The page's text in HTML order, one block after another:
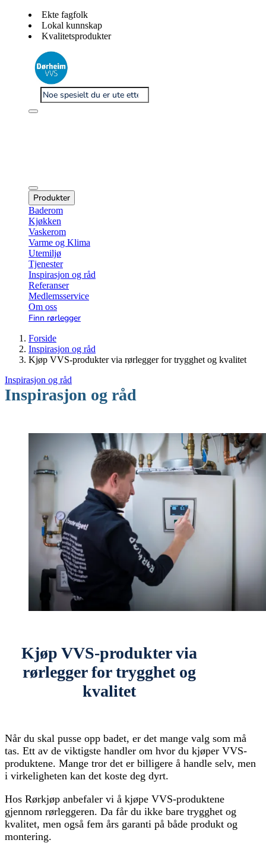
Ekte fagfolk
Lokal kunnskap
Kvalitetsprodukter
Produkter
Baderom
Kjøkken
Vaskerom
Varme og Klima
Utemiljø
Tjenester
Inspirasjon og råd
Referanser
Medlemsservice
Om oss
Finn rørlegger
Forside
Inspirasjon og råd
Kjøp VVS-produkter via rørlegger for trygghet og kvalitet
Inspirasjon og råd
Inspirasjon og råd
Kjøp VVS-produkter via
rørlegger for trygghet og
kvalitet
Når du skal pusse opp badet, er det mange valg som må
tas. Ett av de viktigste handler om hvor du kjøper VVS-
produktene. Mange tror det er billigere å handle selv, men
i virkeligheten kan det koste deg dyrt.
Hos Rørkjøp anbefaler vi å kjøpe VVS-produktene
gjennom rørleggeren. Da får du ikke bare trygghet og
kvalitet, men også fem års garanti på både produkt og
montering.